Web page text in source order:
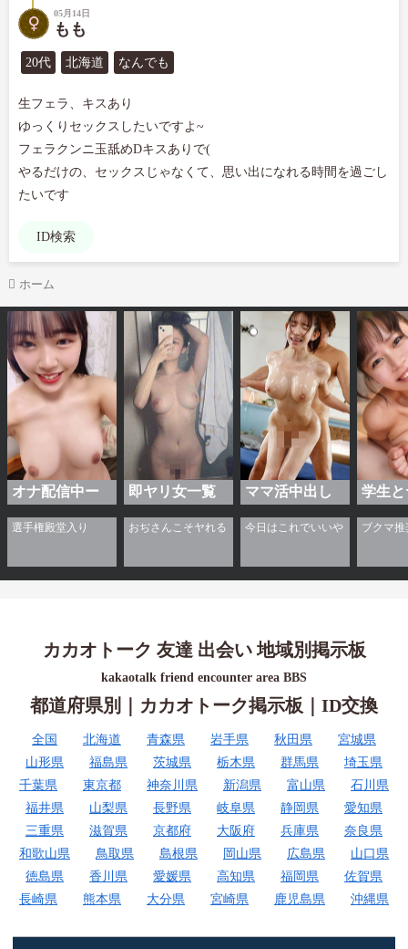
05月14日
もも
20代 北海道 なんでも
生フェラ、キスあり
ゆっくりセックスしたいですよ~
フェラクンニ玉舐めDキスありで(
やるだけの、セックスじゃなくて、思い出になれる時間を過ごし
たいです
ID検索
ホーム
オナ配信中ー 即ヤリ女一覧 ママ活中出し 学生
カカオトーク 友達 出会い 地域別掲示板
kakaotalk friend encounter area BBS
都道府県別｜カカオトーク掲示板｜ID交換
全国 北海道 青森県 岩手県 秋田県
宮城県
山形県
福島県 茨城県 栃木県 群馬県
埼玉県
千葉県
東京都 神奈川県 新潟県 富山県
石川県
福井県
山梨県 長野県 岐阜県 静岡県
愛知県
三重県
滋賀県 京都府 大阪府 兵庫県
奈良県
和歌山県
鳥取県 島根県 岡山県 広島県
山口県
徳島県
香川県 愛媛県 高知県 福岡県
佐賀県
長崎県
熊本県 大分県 宮崎県 鹿児島県 沖縄県